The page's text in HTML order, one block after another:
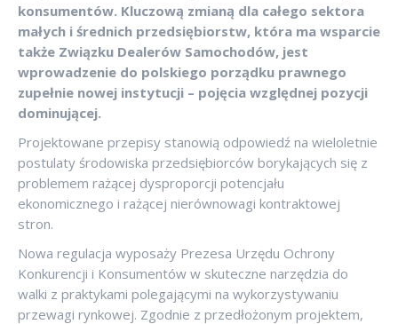
konsumentów. Kluczową zmianą dla całego sektora
małych i średnich przedsiębiorstw, która ma wsparcie
także Związku Dealerów Samochodów, jest
wprowadzenie do polskiego porządku prawnego
zupełnie nowej instytucji – pojęcia względnej pozycji
dominującej.
Projektowane przepisy stanowią odpowiedź na wieloletnie
postulaty środowiska przedsiębiorców borykających się z
problemem rażącej dysproporcji potencjału
ekonomicznego i rażącej nierównowagi kontraktowej
stron.
Nowa regulacja wyposaży Prezesa Urzędu Ochrony
Konkurencji i Konsumentów w skuteczne narzędzia do
walki z praktykami polegającymi na wykorzystywaniu
przewagi rynkowej. Zgodnie z przedłożonym projektem,